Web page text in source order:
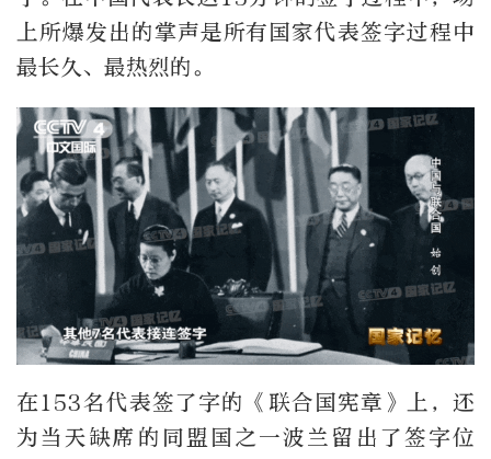
上所爆发出的掌声是所有国家代表签字过程中
最长久、最热烈的。
在153名代表签了字的《联合国宪章》上，还
为当天缺席的同盟国之一波兰留出了签字位